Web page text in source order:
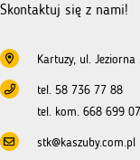
Skontaktuj się z nami!
Kartuzy, ul. Jeziorna
tel. 58 736 77 88
tel. kom. 668 699
stk@kaszuby.com.pl